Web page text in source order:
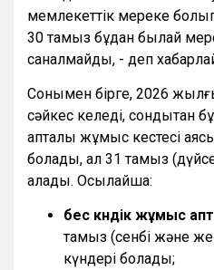
мемлекеттік мереке болып
30 тамыз бұдан былай
саналмайды, - деп
Сонымен бірге, 2026
сәйкес келеді, сондықтан
апталық жұмыс кестесі
болады, ал 31 тамыз
қалады. Осылайша:
бес күндік жұмыс
тамыз (сенбі және
күндері болады;